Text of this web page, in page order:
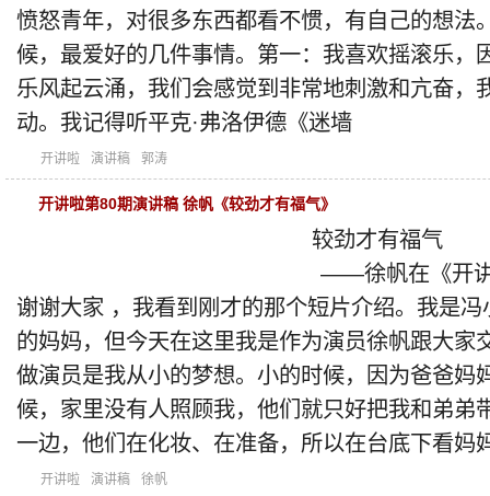
愤怒青年，对很多东西都看不惯，有自己的想法
候，最爱好的几件事情。第一：我喜欢摇滚乐，
乐风起云涌，我们会感觉到非常地刺激和亢奋，
动。我记得听平克·弗洛伊德《迷墙
开讲啦 演讲稿 郭涛
开讲啦第80期演讲稿 徐帆《较劲才有福气》
较劲才有福气
——徐帆在《开
谢谢大家 ，我看到刚才的那个短片介绍。我是
的妈妈，但今天在这里我是作为演员徐帆跟大家
做演员是我从小的梦想。小的时候，因为爸爸妈
候，家里没有人照顾我，他们就只好把我和弟弟
一边，他们在化妆、在准备，所以在台底下看妈
开讲啦 演讲稿 徐帆